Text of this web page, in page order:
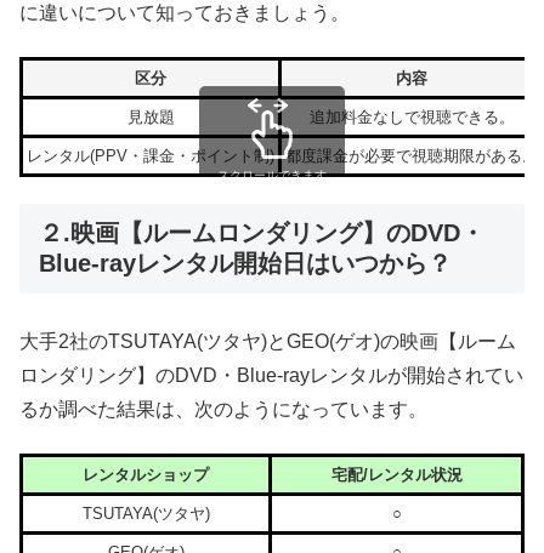
に違いについて知っておきましょう。
区分 内容
見放題 追加料金なしで視聴できる。
レンタル(PPV・課金・ポイント制) 都度課金が必要で視聴期限がある。
スクロールできます
２.映画【ルームロンダリング】のDVD・
Blue-rayレンタル開始日はいつから？
大手2社のTSUTAYA(ツタヤ)とGEO(ゲオ)の映画【ルーム
ロンダリング】のDVD・Blue-rayレンタルが開始されてい
るか調べた結果は、次のようになっています。
レンタルショップ 宅配/レンタル状況
TSUTAYA(ツタヤ) ○